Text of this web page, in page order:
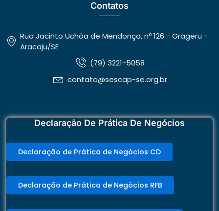
Contatos
Rua Jacinto Uchôa de Mendonça, nº 126 - Grageru -
Aracaju/SE
(79) 3221-5058
contato@sescap-se.org.br
Declaração De Prática De Negócios
Declaração de Prática de Negócios CD
Declaração de Prática de Negócios RFB